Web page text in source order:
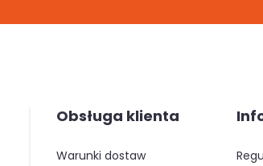
Obsługa klienta
warunki dostaw